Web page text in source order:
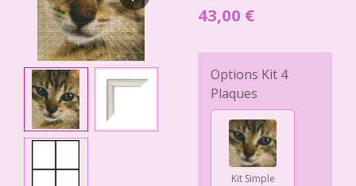
43,00 €
Options Kit 4
Plaques
Kit Simple